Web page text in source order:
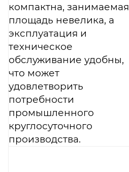
компактна, занимаемая
площадь невелика, а
эксплуатация и
техническое
обслуживание удобны,
что может
удовлетворить
потребности
промышленного
круглосуточного
производства.